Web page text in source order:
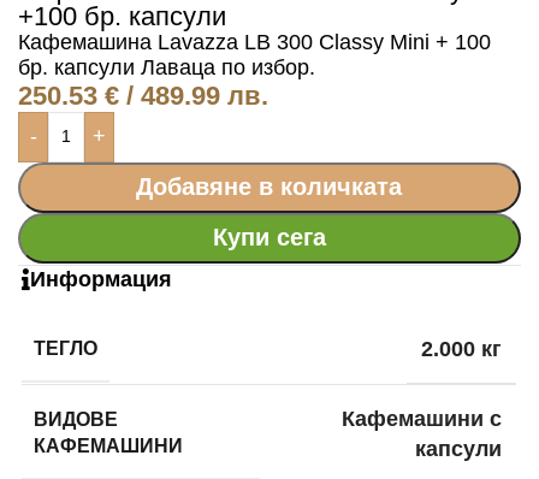
+100 бр. капсули
Кафемашина Lavazza LB 300 Classy Mini + 100
бр. капсули Лаваца по избор.
250.53 € / 489.99 лв.
- +
Добавяне в количката
Купи сега
Информация
ТЕГЛО 2.000 кг
ВИДОВЕ
КАФЕМАШИНИ
Кафемашини с
капсули